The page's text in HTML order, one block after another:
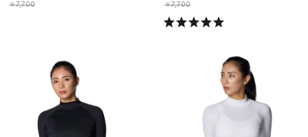
￥7,700 ￥7,700